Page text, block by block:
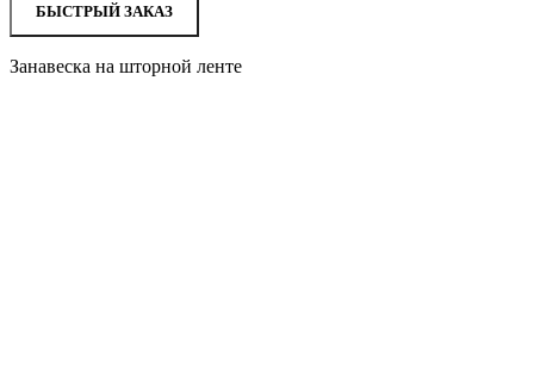
БЫСТРЫЙ ЗАКАЗ
Занавеска на шторной ленте